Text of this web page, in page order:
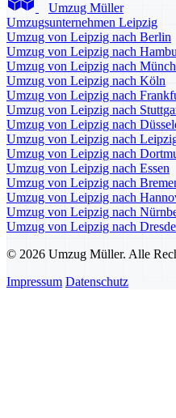
Umzug Müller
Umzugsunternehmen Leipzig
Umzug von Leipzig nach Berlin
Umzug von Leipzig nach
Umzug von Leipzig nach
Umzug von Leipzig nach Köln
Umzug von Leipzig nach
Umzug von Leipzig nach
Umzug von Leipzig nach
Umzug von Leipzig nach
Umzug von Leipzig nach
Umzug von Leipzig nach Essen
Umzug von Leipzig nach
Umzug von Leipzig nach
Umzug von Leipzig nach
Umzug von Leipzig nach
© 2026 Umzug Müller. Alle
Impressum Datenschutz